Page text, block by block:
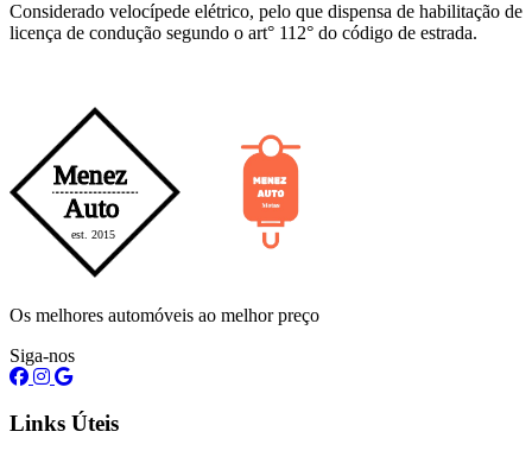
Considerado velocípede elétrico, pelo que dispensa de habilitação de
licença de condução segundo o art° 112° do código de estrada.
Os melhores automóveis ao melhor preço
Siga-nos
Links Úteis